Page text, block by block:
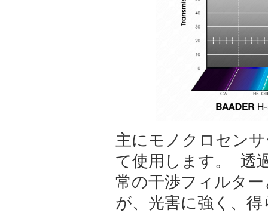
主にモノクロセン
て使用します。 透
常の干渉フィルタ
が、光害に強く、